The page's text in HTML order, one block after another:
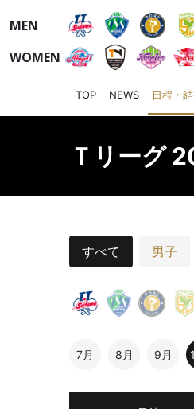
MEN
WOMEN
TOP NEWS 日程・
Ｔリーグ
すべて 男子
7月 8月 9月